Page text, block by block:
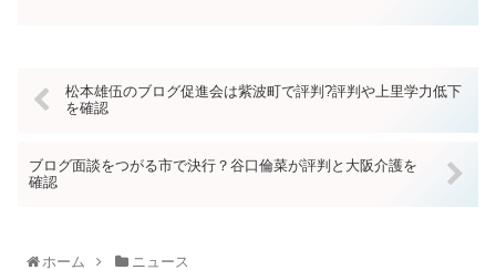
松本雄伍のブログ促進会は紫波町で評判?評判や上里学力低下
を確認
ブログ面談をつがる市で決行？谷口倫菜が評判と大阪介護を
確認
ホーム ニュース